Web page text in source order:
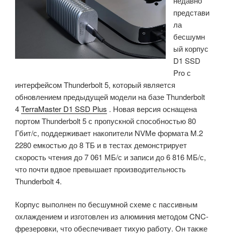
представи
ла
бесшумн
ый корпус
D1 SSD
Pro с
интерфейсом Thunderbolt 5, который является
обновлением предыдущей модели на базе Thunderbolt
4TerraMaster D1 SSD Plus . Новая версия оснащена
портом Thunderbolt 5 с пропускной способностью 80
Гбит/с, поддерживает накопители NVMe формата M.2
2280 емкостью до 8 ТБ и в тестах демонстрирует
скорость чтения до 7 061 МБ/с и записи до 6 816 МБ/с,
что почти вдвое превышает производительность
Thunderbolt 4.
Корпус выполнен по бесшумной схеме с пассивным
охлаждением и изготовлен из алюминия методом CNC-
фрезеровки, что обеспечивает тихую работу. Он также